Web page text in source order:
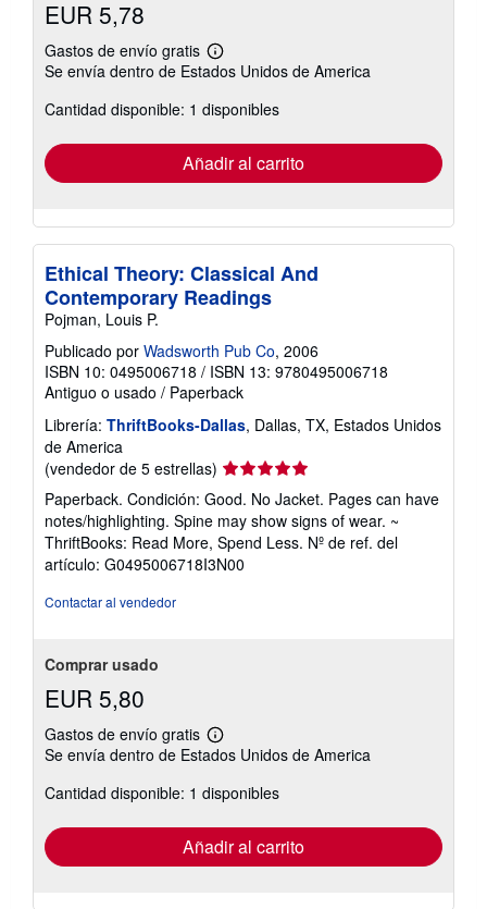
EUR 5,78
Gastos de envío gratis
Más
información
las
tarifas
envío
Se envía dentro de Estados Unidos de America
Cantidad disponible: 1 disponibles
Añadir al carrito
Ethical Theory: Classical And
Contemporary Readings
Pojman, Louis P.
Publicado por Wadsworth Pub Co, 2006
ISBN 10: 0495006718 / ISBN 13: 9780495006718
Antiguo o usado / Paperback
Librería: ThriftBooks-Dallas, Dallas, TX, Estados Unidos
de America
(vendedor de 5 estrellas) Calificación
del
vendedor:
5
de
5
Paperback. Condición: Good. No Jacket. Pages can have
notes/highlighting. Spine may show signs of wear. ~
ThriftBooks: Read More, Spend Less. Nº de ref. del
artículo: G0495006718I3N00
Contactar al vendedor
Comprar usado
EUR 5,80
Gastos de envío gratis
Más
información
las
tarifas
envío
Se envía dentro de Estados Unidos de America
Cantidad disponible: 1 disponibles
Añadir al carrito